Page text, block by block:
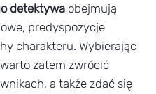
detektywa obejmują
predyspozycje
charakteru. Wybierając
zatem zwrócić
a także zdać się